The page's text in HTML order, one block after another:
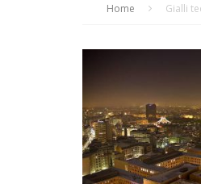
Home Gialli